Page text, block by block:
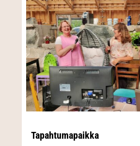
Tapahtumapaikka